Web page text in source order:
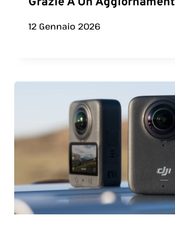
12 Gennaio 2026